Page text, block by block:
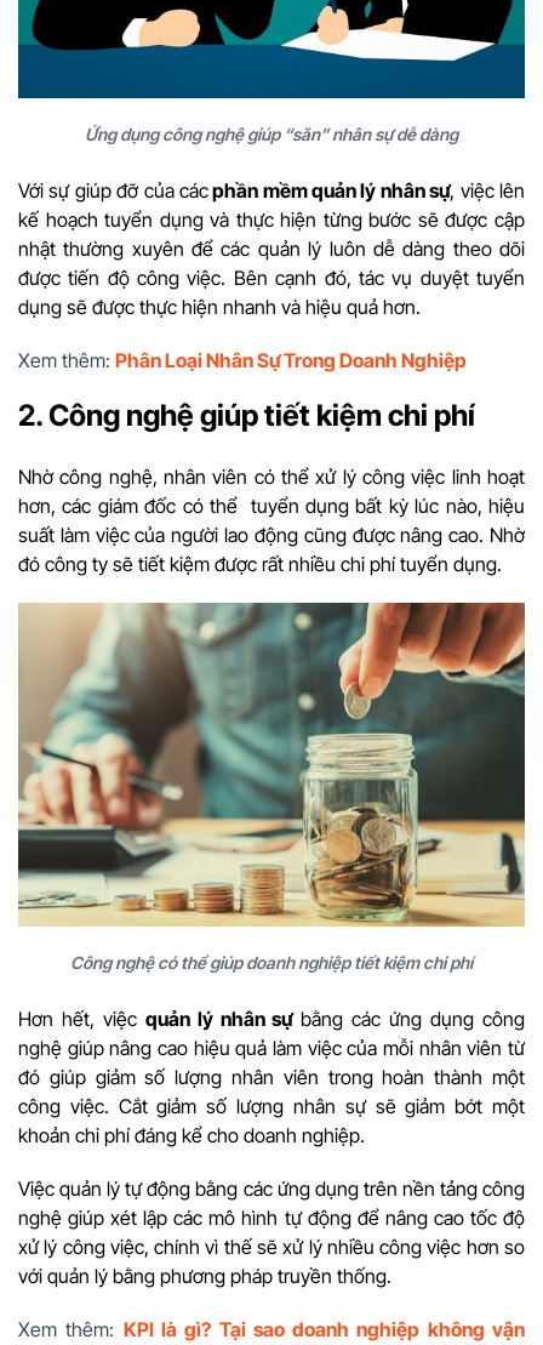
Ứng dụng công nghệ giúp “săn” nhân sự dễ dàng
Với sự giúp đỡ của cácphần mềm quản lý nhân sự, việc lên
kế hoạch tuyển dụng và thực hiện từng bước sẽ được cập
nhật thường xuyên để các quản lý luôn dễ dàng theo dõi
được tiến độ công việc. Bên cạnh đó, tác vụ duyệt tuyển
dụng sẽ được thực hiện nhanh và hiệu quả hơn.
Xem thêm: Phân Loại Nhân Sự Trong Doanh Nghiệp
2. Công nghệ giúp tiết kiệm chi phí
Nhờ công nghệ, nhân viên có thể xử lý công việc linh hoạt
hơn, các giám đốc có thể tuyển dụng bất kỳ lúc nào, hiệu
suất làm việc của người lao động cũng được nâng cao. Nhờ
đó công ty sẽ tiết kiệm được rất nhiều chi phí tuyển dụng.
Công nghệ có thể giúp doanh nghiệp tiết kiệm chi phí
Hơn hết, việc quản lý nhân sựbằng các ứng dụng công
nghệ giúp nâng cao hiệu quả làm việc của mỗi nhân viên từ
đó giúp giảm số lượng nhân viên trong hoàn thành một
công việc. Cắt giảm số lượng nhân sự sẽ giảm bớt một
khoản chi phí đáng kể cho doanh nghiệp.
Việc quản lý tự động bằng các ứng dụng trên nền tảng công
nghệ giúp xét lập các mô hình tự động để nâng cao tốc độ
xử lý công việc, chính vì thế sẽ xử lý nhiều công việc hơn so
với quản lý bằng phương pháp truyền thống.
Xem thêm: KPI là gì? Tại sao doanh nghiệp không vận